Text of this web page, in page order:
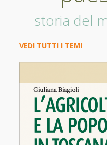
storia del
VEDI TUTTI I TEMI